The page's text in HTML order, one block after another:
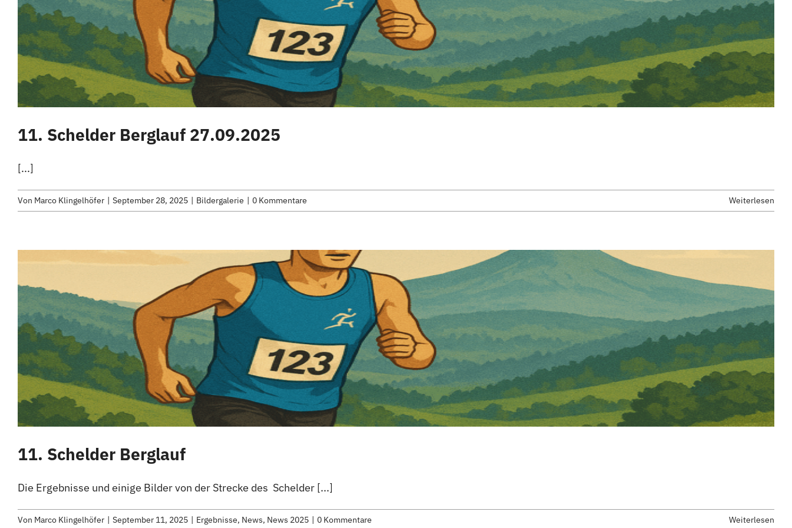
11. Schelder Berglauf 27.09.2025
[...]
Von Marco Klingelhöfer | September 28, 2025 | Bildergalerie | 0 Kommentare Weiterlesen
11. Schelder Berglauf
Die Ergebnisse und einige Bilder von der Strecke des Schelder [...]
Von Marco Klingelhöfer | September 11, 2025 | Ergebnisse, News, News 2025 | 0 Kommentare Weiterlesen